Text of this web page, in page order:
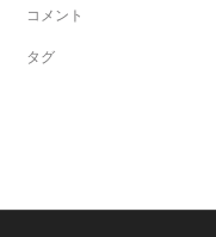
コメント
タグ